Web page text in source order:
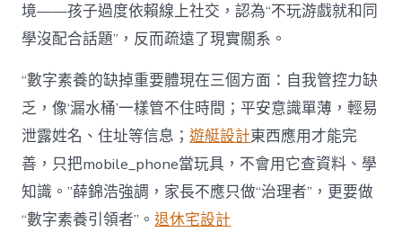
境——孩子過度依賴線上社交，認為“不玩游戲就和同
學沒配合話題”，反而疏遠了現實關系。
“數字素養的缺掉重要體現在三個方面：自我管控力缺
乏，像‘漏水桶’一樣管不住時間；平安意識單薄，輕易
泄露姓名、住址等信息；遊艇設計東西應用才能完
善，只把mobile_phone當玩具，不會用它查資料、學
知識。”薛錦浩強調，家長不應只做“治理者”，更要做
“數字素養引領者”。退休宅設計